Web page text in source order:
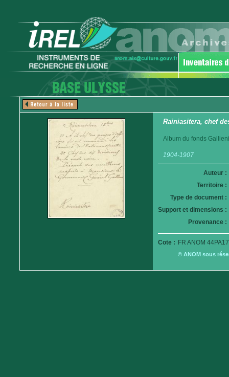
Rainiasitera, chef
Album du fonds
1904-1907
Auteur :
Territoire :
Type de document :
Support et dimensions :
Provenance :
Cote : FR ANOM
© ANOM sous